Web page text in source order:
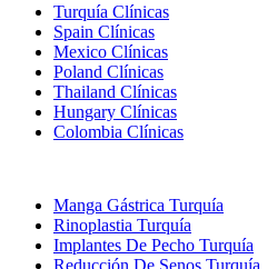
Turquía Clínicas
Spain Clínicas
Mexico Clínicas
Poland Clínicas
Thailand Clínicas
Hungary Clínicas
Colombia Clínicas
Manga Gástrica Turquía
Rinoplastia Turquía
Implantes De Pecho Turquía
Reducción De Senos Turquía